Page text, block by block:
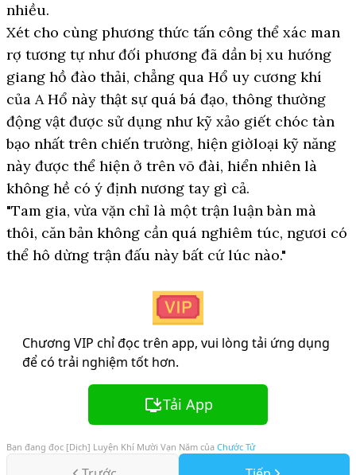
nhiều.
Xét cho cùng phương thức tấn công thể xác man
rợ tương tự như đối phương đã dần bị xu hướng
giang hồ đào thải, chẳng qua Hổ uy cương khí
của A Hổ này thật sự quá bá đạo, thông thường
động vật được sử dụng như kỹ xảo giết chóc tàn
bạo nhất trên chiến trường, hiện giờloại kỹ năng
này được thể hiện ở trên võ đài, hiển nhiên là
không hề có ý định nương tay gì cả.
"Tam gia, vừa vặn chỉ là một trận luận bàn mà
thôi, căn bản không cần quá nghiêm túc, ngươi có
thể hô dừng trận đấu này bất cứ lúc nào."
Chương VIP chỉ đọc trên app, vui lòng tải ứng dụng
để có trải nghiệm tốt hơn.
Tải App
Bạn đang đọc [Dịch] Luyện Khí Mười Vạn Năm của Chước Tử